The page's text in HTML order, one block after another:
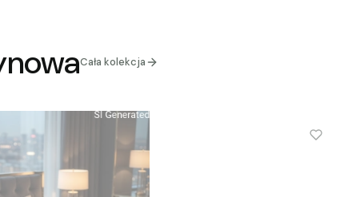
Cała kolekcja